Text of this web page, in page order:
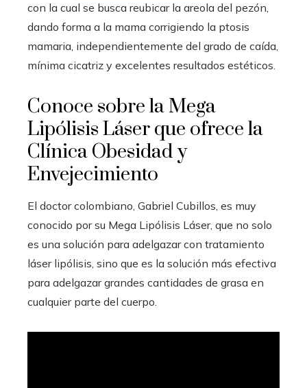
con la cual se busca reubicar la areola del pezón,
dando forma a la mama corrigiendo la ptosis
mamaria, independientemente del grado de caída,
mínima cicatriz y excelentes resultados estéticos.
Conoce sobre la Mega
Lipólisis Láser que ofrece la
Clínica Obesidad y
Envejecimiento
El doctor colombiano, Gabriel Cubillos, es muy
conocido por su Mega Lipólisis Láser, que no solo
es una solución para adelgazar con tratamiento
láser lipólisis, sino que es la solución más efectiva
para adelgazar grandes cantidades de grasa en
cualquier parte del cuerpo.